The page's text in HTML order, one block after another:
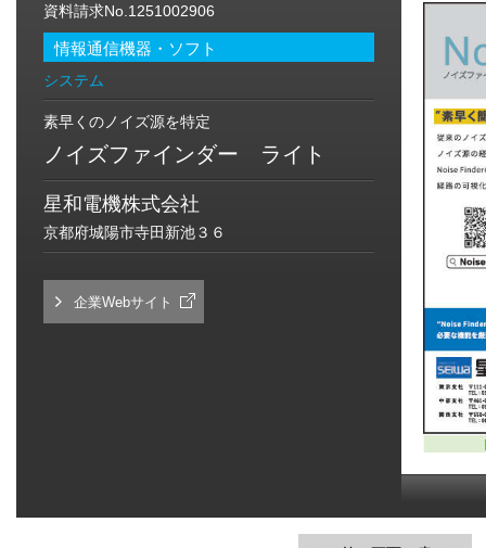
資料請求No.1251002906
情報通信機器・ソフト
システム
素早くのノイズ源を特定
ノイズファインダー ライト
星和電機株式会社
京都府城陽市寺田新池３６
企業Webサイト